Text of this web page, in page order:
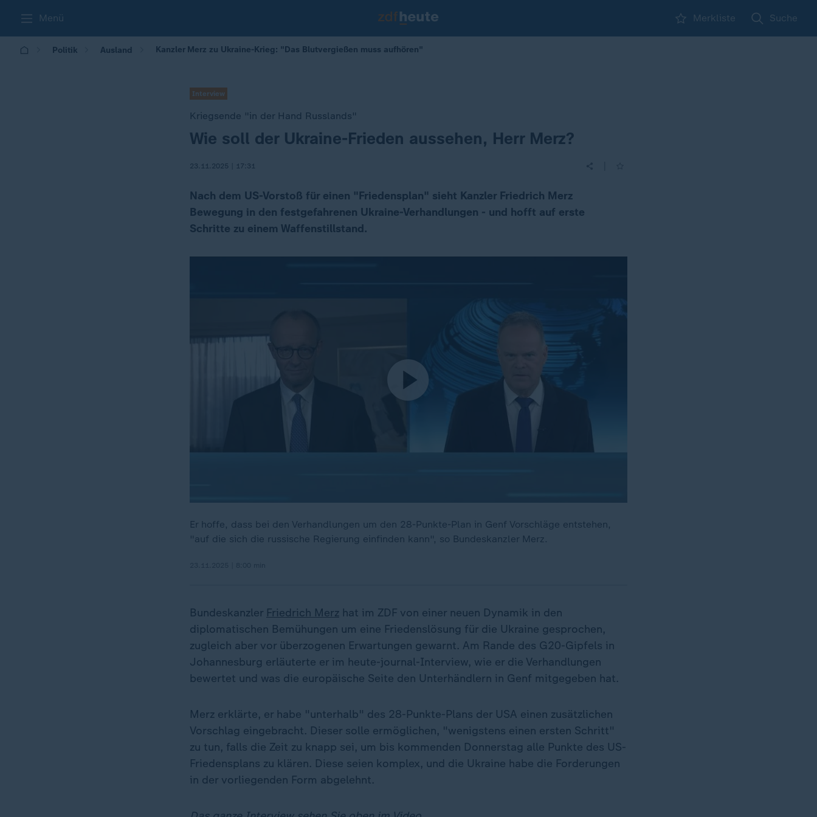
Menü Merkliste Suche
Politik Ausland Kanzler Merz zu Ukraine-Krieg: "Das Blutvergießen muss aufhören"
Interview
Kriegsende "in der Hand Russlands"
:
Wie soll der Ukraine-Frieden aussehen, Herr Merz?
23.11.2025 | 17:31
Nach dem US-Vorstoß für einen "Friedensplan" sieht Kanzler Friedrich Merz
Bewegung in den festgefahrenen Ukraine-Verhandlungen - und hofft auf erste
Schritte zu einem Waffenstillstand.
Er hoffe, dass bei den Verhandlungen um den 28-Punkte-Plan in Genf Vorschläge entstehen,
"auf die sich die russische Regierung einfinden kann", so Bundeskanzler Merz.
Bundeskanzler Friedrich Merz hat im ZDF von einer neuen Dynamik in den
diplomatischen Bemühungen um eine Friedenslösung für die Ukraine gesprochen,
zugleich aber vor überzogenen Erwartungen gewarnt. Am Rande des G20-Gipfels in
Johannesburg erläuterte er im heute-journal-Interview, wie er die Verhandlungen
bewertet und was die europäische Seite den Unterhändlern in Genf mitgegeben hat.
Merz erklärte, er habe "unterhalb" des 28-Punkte-Plans der USA einen zusätzlichen
Vorschlag eingebracht. Dieser solle ermöglichen, "wenigstens einen ersten Schritt"
zu tun, falls die Zeit zu knapp sei, um bis kommenden Donnerstag alle Punkte des US-
Friedensplans zu klären. Diese seien komplex, und die Ukraine habe die Forderungen
in der vorliegenden Form abgelehnt.